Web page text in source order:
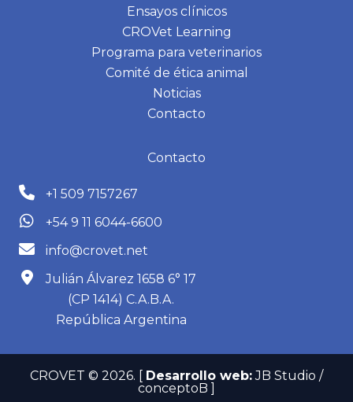
Ensayos clínicos
CROVet Learning
Programa para veterinarios
Comité de ética animal
Noticias
Contacto
Contacto
+1 509 7157267
+54 9 11 6044-6600
info@crovet.net
Julián Álvarez 1658 6° 17
(CP 1414) C.A.B.A.
República Argentina
CROVET © 2026. Desarrollo web:JB Studio /
conceptoB ]